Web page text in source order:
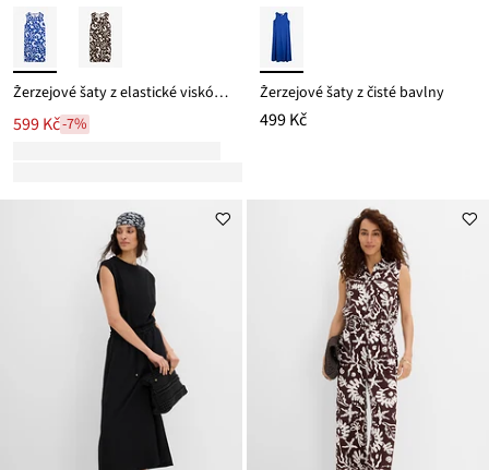
Žerzejové šaty z elastické viskózové směsi
599 Kč-7%
Žerzejové šaty z čisté bavlny
499 Kč